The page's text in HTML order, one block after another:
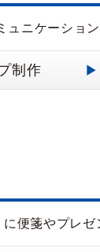
ニケーショ
制作
便箋やプレゼ